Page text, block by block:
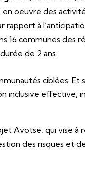
oeuvre des
rapport à
16 communes des
de 2 ans.
ciblées. Et
inclusive effective,
Avotse, qui vise à
des risques et